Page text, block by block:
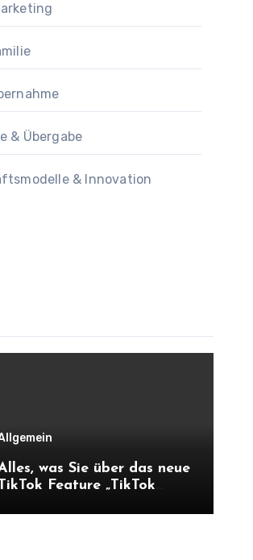
& Übergabe
& Innovation
was Sie über das neue
Feature „TikTok
für Unternehmen